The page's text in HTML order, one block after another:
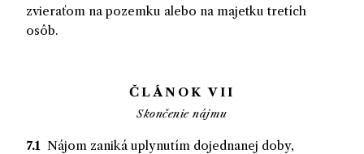
zvieraťom na pozemku alebo na majetku tretích
osôb.
ČLÁNOK VII
Skončenie nájmu
7.1 Nájom zaniká uplynutím dojednanej doby,